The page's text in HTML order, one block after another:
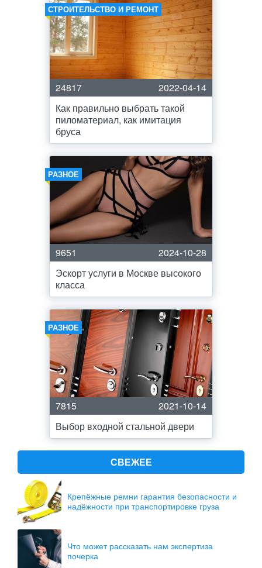
СТРОИТЕЛЬСТВО И РЕМОНТ
24817
2022-04-14
Как правильно выбрать такой
пиломатериал, как имитация
бруса
РАЗНОЕ
9651
2024-10-28
Эскорт услуги в Москве высокого
класса
РАЗНОЕ
7815
2021-10-14
Выбор входной стальной двери
СВЕЖЕЕ
Крепёжные ремни гарантия безопасности и
надёжности при транспортировке груза
Что может рассказать нам экспертиза
почерка